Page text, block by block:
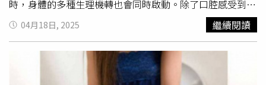
類，並保持每日足夠水分攝取，有助於腸道蠕動，減少排便
時對肛門的壓力。另一方面，也應避免久坐、久站，適當運
動能改善骨盆與肛門區域的血液循環，有效降低痔瘡發作機
率。
時，身體的多種生理機轉也會同時啟動。除了口腔感受到咀
嚼的動作外，大腦也會接收到「進食中」的訊號，引發以下
三大生理變化：模擬進食行為：咀嚼動作會讓大腦認為身體
正在進食，引發「假性進食反應」，訊號傳遞到大腦後，會
啟動迷走神經和內分泌激素的分泌。刺激腸道蠕動：迷走神
經會進一步促使腸道平滑肌收縮和蠕動，推動腸道的氣體與
04月18日, 2025 繼續閱讀